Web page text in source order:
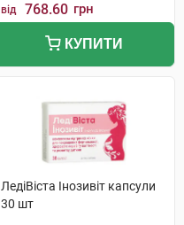
від 768.60 грн
КУПИТИ
ЛедіВіста Інозивіт капсули
30 шт